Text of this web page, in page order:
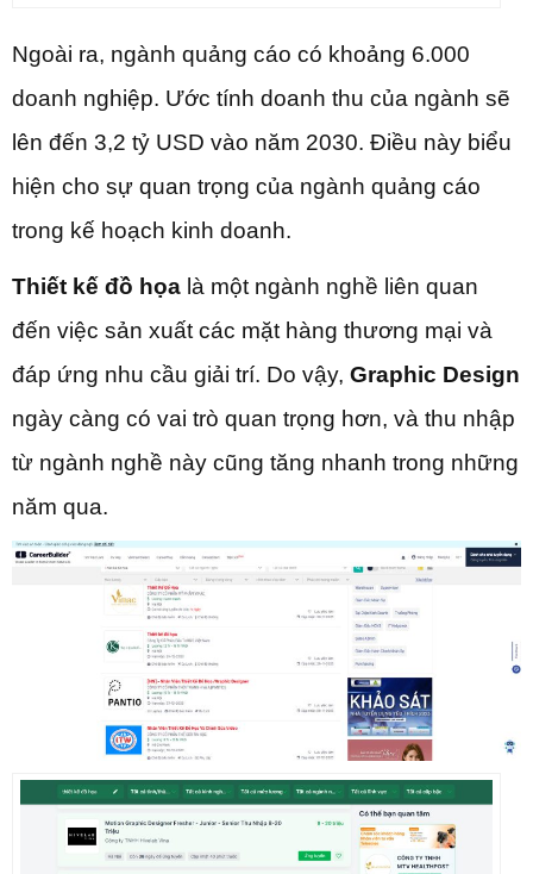
Ngoài ra, ngành quảng cáo có khoảng 6.000
doanh nghiệp. Ước tính doanh thu của ngành sẽ
lên đến 3,2 tỷ USD vào năm 2030. Điều này biểu
hiện cho sự quan trọng của ngành quảng cáo
trong kế hoạch kinh doanh.
Thiết kế đồ họa là một ngành nghề liên quan
đến việc sản xuất các mặt hàng thương mại và
đáp ứng nhu cầu giải trí. Do vậy, Graphic Design
ngày càng có vai trò quan trọng hơn, và thu nhập
từ ngành nghề này cũng tăng nhanh trong những
năm qua.